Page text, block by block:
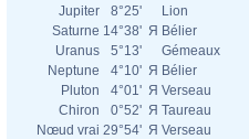
Jupiter
8°25'
Lion
Saturne 14°38' Я Bélier
Uranus
5°13'
Gémeaux
Neptune
4°10' Я Bélier
Pluton
4°01' Я Verseau
Chiron
0°52' Я Taureau
Nœud vrai 29°54' Я Verseau